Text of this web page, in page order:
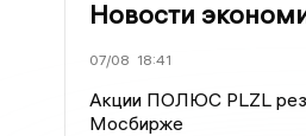
Новости
07/08 18:41
Акции ПОЛЮС PLZL
Мосбирже